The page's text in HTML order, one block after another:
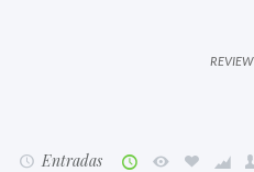
REVIEW
Entradas